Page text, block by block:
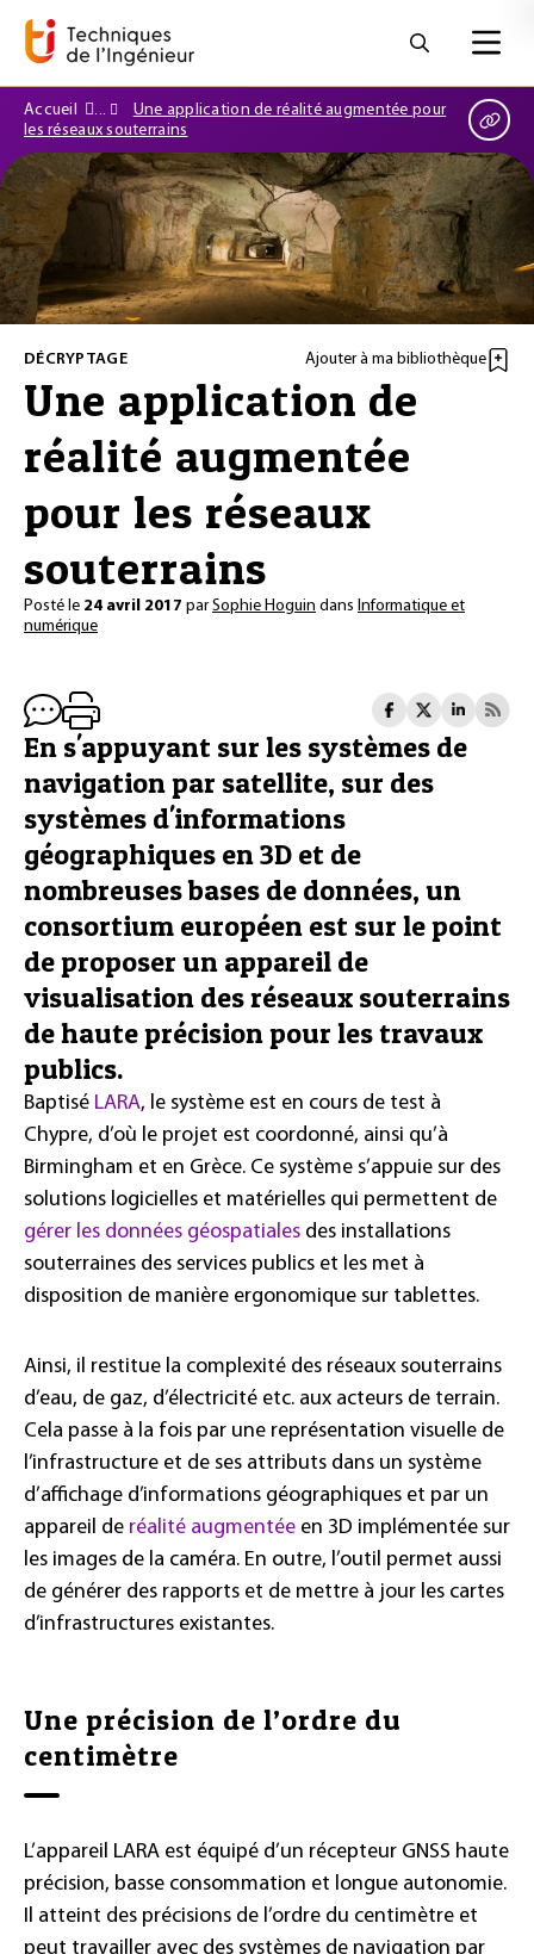
Accueil
Une application de réalité augmentée pour
les réseaux souterrains
DÉCRYPTAGE Ajouter à ma bibliothèque
Une application de
réalité augmentée
pour les réseaux
souterrains
Posté le 24 avril 2017 parSophie Hoguin dans Informatique et
numérique
En s'appuyant sur les systèmes de
navigation par satellite, sur des
systèmes d'informations
géographiques en 3D et de
nombreuses bases de données, un
consortium européen est sur le point
de proposer un appareil de
visualisation des réseaux souterrains
de haute précision pour les travaux
publics.
Baptisé LARA, le système est en cours de test à
Chypre, d’où le projet est coordonné, ainsi qu’à
Birmingham et en Grèce. Ce système s’appuie sur des
solutions logicielles et matérielles qui permettent de
gérer les données géospatiales des installations
souterraines des services publics et les met à
disposition de manière ergonomique sur tablettes.
Ainsi, il restitue la complexité des réseaux souterrains
d’eau, de gaz, d’électricité etc. aux acteurs de terrain.
Cela passe à la fois par une représentation visuelle de
l’infrastructure et de ses attributs dans un système
d’affichage d’informations géographiques et par un
appareil de réalité augmentée en 3D implémentée sur
les images de la caméra. En outre, l’outil permet aussi
de générer des rapports et de mettre à jour les cartes
d’infrastructures existantes.
Une précision de l’ordre du
centimètre
L’appareil LARA est équipé d’un récepteur GNSS haute
précision, basse consommation et longue autonomie.
Il atteint des précisions de l’ordre du centimètre et
peut travailler avec des systèmes de navigation par